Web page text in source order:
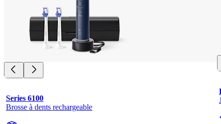
Series 6100
Brosse à dents rechargeable